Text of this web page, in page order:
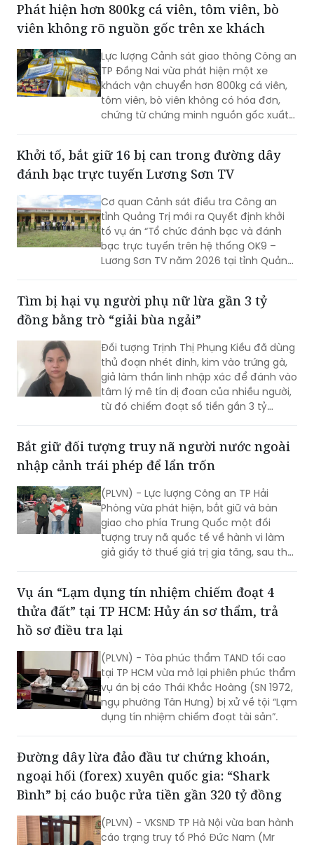
Phát hiện hơn 800kg cá viên, tôm viên, bò
viên không rõ nguồn gốc trên xe khách
Lực lượng Cảnh sát giao thông Công an
TP Đồng Nai vừa phát hiện một xe
khách vận chuyển hơn 800kg cá viên,
tôm viên, bò viên không có hóa đơn,
chứng từ chứng minh nguồn gốc xuất
khác trong khoang hành lý, không bảo
đảm điều kiện an toàn thực phẩm.
Khởi tố, bắt giữ 16 bị can trong đường dây
đánh bạc trực tuyến Lương Sơn TV
Cơ quan Cảnh sát điều tra Công an
tỉnh Quảng Trị mới ra Quyết định khởi
tố vụ án “Tổ chức đánh bạc và đánh
bạc trực tuyến trên hệ thống OK9 –
Lương Sơn TV năm 2026 tại tỉnh Quảng
chức đánh bạc và Đánh bạc theo quy
định của Bộ luật Hình sự.
​Tìm bị hại vụ người phụ nữ lừa gần 3 tỷ
đồng bằng trò “giải bùa ngải”
Đối tượng Trịnh Thị Phụng Kiều đã dùng
thủ đoạn nhét đinh, kim vào trứng gà,
giả làm thần linh nhập xác để đánh vào
tâm lý mê tín dị đoan của nhiều người,
từ đó chiếm đoạt số tiền gần 3 tỷ
Bắt giữ đối tượng truy nã người nước ngoài
nhập cảnh trái phép để lẩn trốn
(PLVN) - Lực lượng Công an TP Hải
Phòng vừa phát hiện, bắt giữ và bàn
giao cho phía Trung Quốc một đối
tượng truy nã quốc tế về hành vi làm
giả giấy tờ thuế giá trị gia tăng, sau thời
Vụ án “Lạm dụng tín nhiệm chiếm đoạt 4
thửa đất” tại TP HCM: Hủy án sơ thẩm, trả
hồ sơ điều tra lại
(PLVN) - Tòa phúc thẩm TAND tối cao
tại TP HCM vừa mở lại phiên phúc thẩm
vụ án bị cáo Thái Khắc Hoàng (SN 1972,
ngụ phường Tân Hưng) bị xử về tội “Lạm
dụng tín nhiệm chiếm đoạt tài sản”.
Đường dây lừa đảo đầu tư chứng khoán,
ngoại hối (forex) xuyên quốc gia: “Shark
Bình” bị cáo buộc rửa tiền gần 320 tỷ đồng
(PLVN) - VKSND TP Hà Nội vừa ban hành
cáo trạng truy tố Phó Đức Nam (Mr